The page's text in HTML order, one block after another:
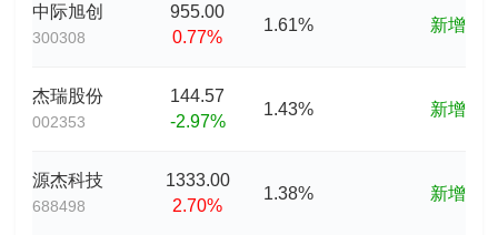
中际旭创
300308
955.00
0.77%
1.61% 新增
杰瑞股份
002353
144.57
-2.97%
1.43% 新增
源杰科技
688498
1333.00
2.70%
1.38% 新增